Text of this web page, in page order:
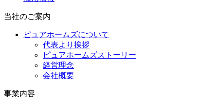
当社のご案内
ピュアホームズについて
代表より挨拶
ピュアホームズストーリー
経営理念
会社概要
事業内容